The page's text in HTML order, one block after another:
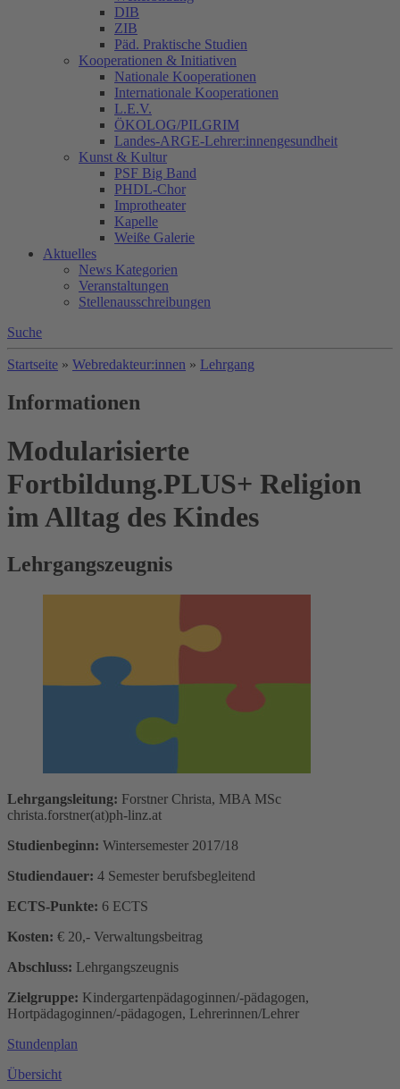
DIB
ZIB
Päd. Praktische Studien
Kooperationen & Initiativen
Nationale Kooperationen
Internationale Kooperationen
L.E.V.
ÖKOLOG/PILGRIM
Landes-ARGE-Lehrer:innengesundheit
Kunst & Kultur
PSF Big Band
PHDL-Chor
Improtheater
Kapelle
Weiße Galerie
Aktuelles
News Kategorien
Veranstaltungen
Stellenausschreibungen
Suche
Startseite » Webredakteur:innen » Lehrgang
Informationen
Modularisierte
Fortbildung.PLUS+ Religion
im Alltag des Kindes
Lehrgangszeugnis
Lehrgangsleitung: Forstner Christa, MBA MSc
christa.forstner(at)ph-linz.at
Studienbeginn: Wintersemester 2017/18
Studiendauer: 4 Semester berufsbegleitend
ECTS-Punkte: 6 ECTS
Kosten: € 20,- Verwaltungsbeitrag
Abschluss: Lehrgangszeugnis
Zielgruppe: Kindergartenpädagoginnen/-pädagogen,
Hortpädagoginnen/-pädagogen, Lehrerinnen/Lehrer
Stundenplan
Übersicht